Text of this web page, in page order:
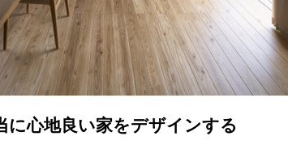
に心地良い家をデザインする